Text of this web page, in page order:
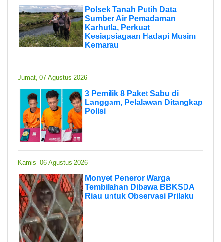
Polsek Tanah Putih Data
Sumber Air Pemadaman
Karhutla, Perkuat
Kesiapsiagaan Hadapi Musim
Kemarau
Jumat, 07 Agustus 2026
3 Pemilik 8 Paket Sabu di
Langgam, Pelalawan Ditangkap
Polisi
Kamis, 06 Agustus 2026
Monyet Peneror Warga
Tembilahan Dibawa BBKSDA
Riau untuk Observasi Prilaku